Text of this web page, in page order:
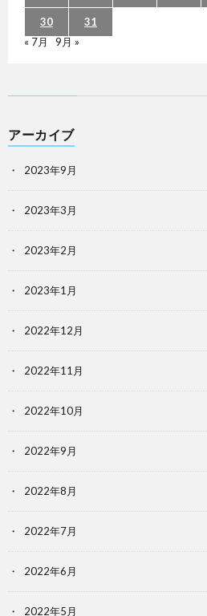
30
31
« 7月
9月 »
アーカイブ
2023年9月
2023年3月
2023年2月
2023年1月
2022年12月
2022年11月
2022年10月
2022年9月
2022年8月
2022年7月
2022年6月
2022年5月